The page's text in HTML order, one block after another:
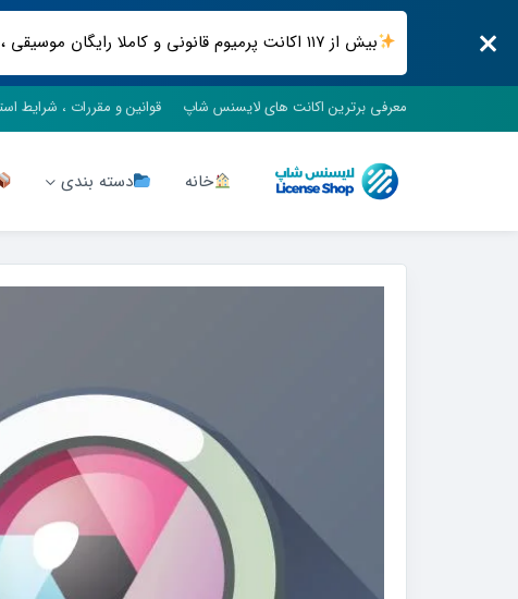
بیش از ۱۱۷ اکانت پرمیوم قانونی و کاملا رایگان موسیقی ، فیلم و سریال ، فضای ابری و .. فقط در لایسنس شاپ
معرفی برترین اکانت های لایسنس شاپ قوانین و مقررات ، شرایط
خانه دسته بندی